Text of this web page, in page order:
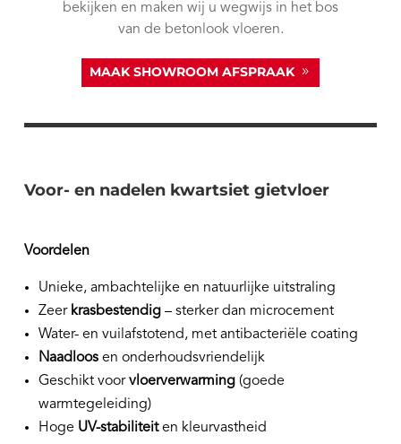
bekijken en maken wij u wegwijs in het bos
van de betonlook vloeren.
MAAK SHOWROOM AFSPRAAK
Voor- en nadelen kwartsiet gietvloer
Voordelen
Unieke, ambachtelijke en natuurlijke uitstraling
Zeer krasbestendig – sterker dan microcement
Water- en vuilafstotend, met antibacteriële coating
Naadloos en onderhoudsvriendelijk
Geschikt voorvloerverwarming (goede
warmtegeleiding)
Hoge UV-stabiliteiten kleurvastheid